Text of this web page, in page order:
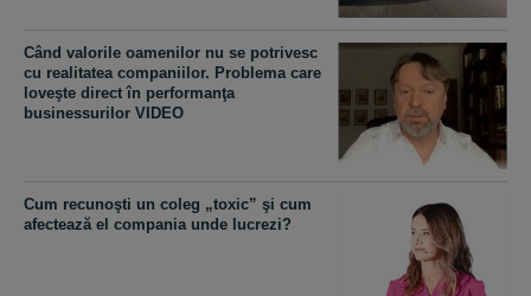
Când valorile oamenilor nu se potrivesc
cu realitatea companiilor. Problema care
loveşte direct în performanţa
businessurilor VIDEO
Cum recunoşti un coleg „toxic” şi cum
afectează el compania unde lucrezi?